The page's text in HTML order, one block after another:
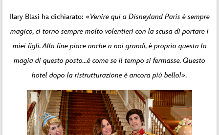
Ilary Blasi ha dichiarato: «Venire qui a Disneyland Paris è sempre
magico, ci torno sempre molto volentieri con la scusa di portare i
miei figli. Alla fine piace anche a noi grandi, è proprio questa la
magia di questo posto…è come se il tempo si fermasse. Questo
hotel dopo la ristrutturazione è ancora più bello!».